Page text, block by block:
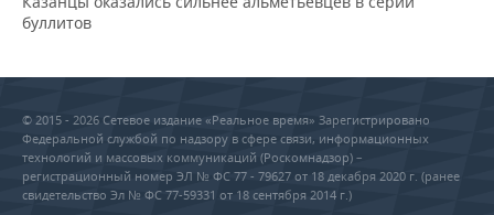
буллитов
© 2015 - 2026 Сетевое издание «Реальное время» Зарегистрировано
Федеральной службой по надзору в сфере связи, информационных
технологий и массовых коммуникаций (Роскомнадзор) –
регистрационный номер ЭЛ № ФС 77 - 79627 от 18 декабря 2020 г. (ранее
свидетельство Эл № ФС 77-59331 от 18 сентября 2014 г.)